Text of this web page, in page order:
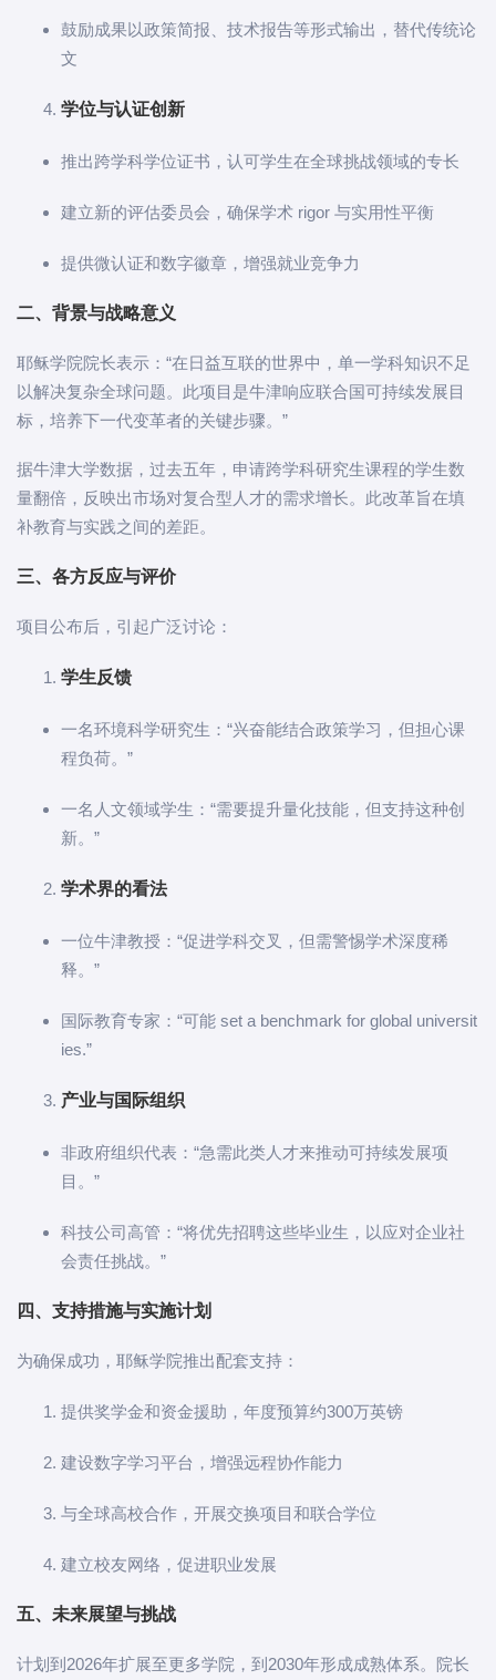
鼓励成果以政策简报、技术报告等形式输出，替代传统论
文
学位与认证创新
推出跨学科学位证书，认可学生在全球挑战领域的专长
建立新的评估委员会，确保学术 rigor 与实用性平衡
提供微认证和数字徽章，增强就业竞争力
二、背景与战略意义
耶稣学院院长表示：“在日益互联的世界中，单一学科知识不足
以解决复杂全球问题。此项目是牛津响应联合国可持续发展目
标，培养下一代变革者的关键步骤。”
据牛津大学数据，过去五年，申请跨学科研究生课程的学生数
量翻倍，反映出市场对复合型人才的需求增长。此改革旨在填
补教育与实践之间的差距。
三、各方反应与评价
项目公布后，引起广泛讨论：
学生反馈
一名环境科学研究生：“兴奋能结合政策学习，但担心课
程负荷。”
一名人文领域学生：“需要提升量化技能，但支持这种创
新。”
学术界的看法
一位牛津教授：“促进学科交叉，但需警惕学术深度稀
释。”
国际教育专家：“可能 set a benchmark for global universit
ies.”
产业与国际组织
非政府组织代表：“急需此类人才来推动可持续发展项
目。”
科技公司高管：“将优先招聘这些毕业生，以应对企业社
会责任挑战。”
四、支持措施与实施计划
为确保成功，耶稣学院推出配套支持：
提供奖学金和资金援助，年度预算约300万英镑
建设数字学习平台，增强远程协作能力
与全球高校合作，开展交换项目和联合学位
建立校友网络，促进职业发展
五、未来展望与挑战
计划到2026年扩展至更多学院，到2030年形成成熟体系。院长